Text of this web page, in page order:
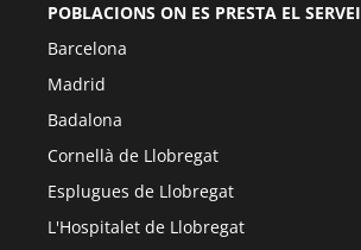
POBLACIONS ON ES PRESTA EL SERVEI
Barcelona
Madrid
Badalona
Cornellà de Llobregat
Esplugues de Llobregat
L'Hospitalet de Llobregat